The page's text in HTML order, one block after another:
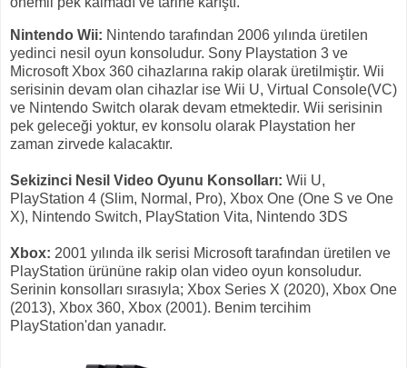
Nintendo Wii: Nintendo tarafından 2006 yılında üretilen
yedinci nesil oyun konsoludur. Sony Playstation 3 ve
Microsoft Xbox 360 cihazlarına rakip olarak üretilmiştir. Wii
serisinin devam olan cihazlar ise Wii U, Virtual Console(VC)
ve Nintendo Switch olarak devam etmektedir. Wii serisinin
pek geleceği yoktur, ev konsolu olarak Playstation her
zaman zirvede kalacaktır.
Sekizinci Nesil Video Oyunu Konsolları: Wii U,
PlayStation 4 (Slim, Normal, Pro), Xbox One (One S ve One
X), Nintendo Switch, PlayStation Vita, Nintendo 3DS
Xbox: 2001 yılında ilk serisi Microsoft tarafından üretilen ve
PlayStation ürününe rakip olan video oyun konsoludur.
Serinin konsolları sırasıyla; Xbox Series X (2020), Xbox One
(2013), Xbox 360, Xbox (2001). Benim tercihim
PlayStation'dan yanadır.